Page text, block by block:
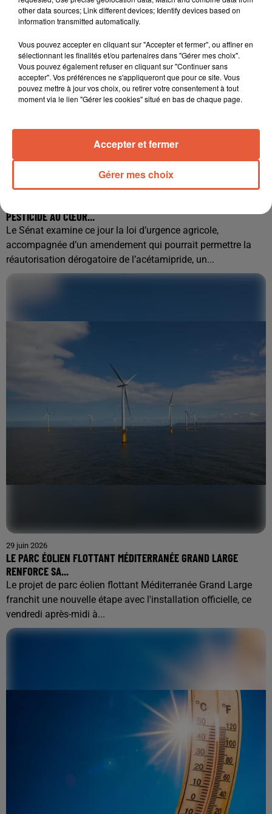
29 juin 2026
PESTICIDE AU CŒUR...
Le Sénat examine ce jour la loi d’urgence agricole,
accompagnée d’un amendement qui pourrait permettre la
réautorisation dérogatoire de l’acétamipride, un...
29 juin 2026
LE PARC ÉOLIEN FLOTTANT MÉDITERRANÉE GRAND LARGE
RENFORCE SA...
Le projet de parc éolien flottant Méditerranée Grand Large
franchit une nouvelle étape avec l'installation officielle, ce
vendredi après-midi à...
other data sources; Link different devices; Identify devices based on
information transmitted automatically.
Vous pouvez accepter en cliquant sur "Accepter et fermer", ou affiner en
sélectionnant les finalités et/ou partenaires dans "Gérer mes choix".
Vous pouvez également refuser en cliquant sur "Continuer sans
accepter". Vos préférences ne s'appliqueront que pour ce site. Vous
pouvez mettre à jour vos choix, ou retirer votre consentement à tout
moment via le lien "Gérer les cookies" situé en bas de chaque page.
Gérer mes choix
Accepter et fermer